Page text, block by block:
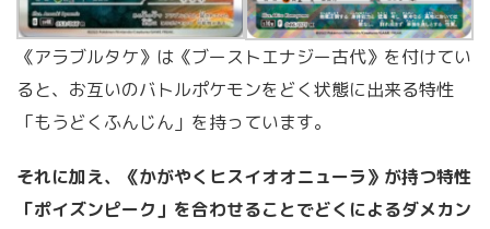
《アラブルタケ》は《ブーストエナジー古代》を付けてい
ると、お互いのバトルポケモンをどく状態に出来る特性
「もうどくふんじん」を持っています。
それに加え、《かがやくヒスイオオニューラ》が持つ特性
「ポイズンピーク」を合わせることでどくによるダメカン